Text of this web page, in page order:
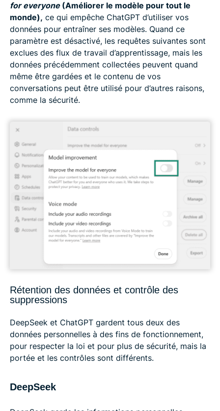
for everyone(Améliorer le modèle pour tout le
monde), ce qui empêche ChatGPT d’utiliser vos
données pour entraîner ses modèles. Quand ce
paramètre est désactivé, les requêtes suivantes sont
exclues des flux de travail d’apprentissage, mais les
données précédemment collectées peuvent quand
même être gardées et le contenu de vos
conversations peut être utilisé pour d’autres raisons,
comme la sécurité.
Rétention des données et contrôle des
suppressions
DeepSeek et ChatGPT gardent tous deux des
données personnelles à des fins de fonctionnement,
pour respecter la loi et pour plus de sécurité, mais la
portée et les contrôles sont différents.
DeepSeek